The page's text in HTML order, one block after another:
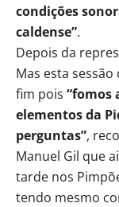
condições
caldense”.
Depois da
Mas esta
fim pois “fomos
elementos da
perguntas”,
Manuel Gil que
tarde nos
tendo mesmo